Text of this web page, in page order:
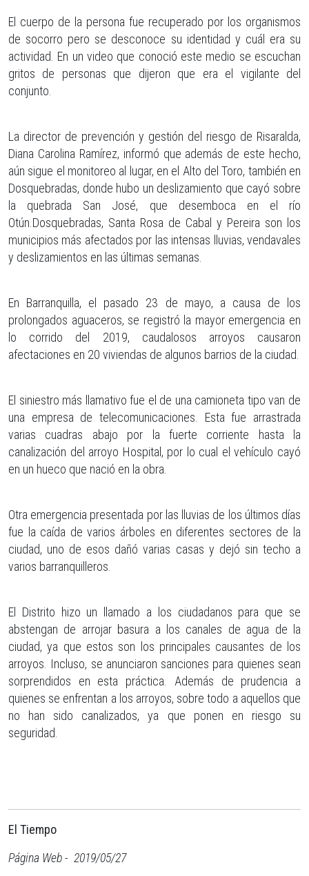
El cuerpo de la persona fue recuperado por los organismos
de socorro pero se desconoce su identidad y cuál era su
actividad. En un video que conoció este medio se escuchan
gritos de personas que dijeron que era el vigilante del
conjunto.
La director de prevención y gestión del riesgo de Risaralda,
Diana Carolina Ramírez, informó que además de este hecho,
aún sigue el monitoreo al lugar, en el Alto del Toro, también en
Dosquebradas, donde hubo un deslizamiento que cayó sobre
la quebrada San José, que desemboca en el río
Otún.Dosquebradas, Santa Rosa de Cabal y Pereira son los
municipios más afectados por las intensas lluvias, vendavales
y deslizamientos en las últimas semanas.
En Barranquilla, el pasado 23 de mayo, a causa de los
prolongados aguaceros, se registró la mayor emergencia en
lo corrido del 2019, caudalosos arroyos causaron
afectaciones en 20 viviendas de algunos barrios de la ciudad.
El siniestro más llamativo fue el de una camioneta tipo van de
una empresa de telecomunicaciones. Esta fue arrastrada
varias cuadras abajo por la fuerte corriente hasta la
canalización del arroyo Hospital, por lo cual el vehículo cayó
en un hueco que nació en la obra.
Otra emergencia presentada por las lluvias de los últimos días
fue la caída de varios árboles en diferentes sectores de la
ciudad, uno de esos dañó varias casas y dejó sin techo a
varios barranquilleros.
El Distrito hizo un llamado a los ciudadanos para que se
abstengan de arrojar basura a los canales de agua de la
ciudad, ya que estos son los principales causantes de los
arroyos. Incluso, se anunciaron sanciones para quienes sean
sorprendidos en esta práctica. Además de prudencia a
quienes se enfrentan a los arroyos, sobre todo a aquellos que
no han sido canalizados, ya que ponen en riesgo su
seguridad.
El Tiempo
Página Web - 2019/05/27